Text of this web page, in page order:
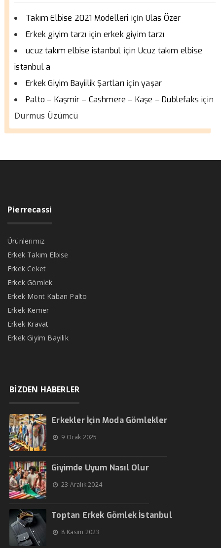
Takım Elbise 2021 Modelleri için Ulas Özer
Erkek giyim tarzı için erkek giyim tarzı
ucuz takım elbise istanbul için Ucuz takım elbise
istanbul a
Erkek Giyim Bayiilik Şartları içinyaşar
Palto – Kaşmir – Cashmere – Kaşe – Dublefaks için
Durmus Üzümcü
Pierrecassi
Ürünlerimiz
Erkek Takım Elbise
Erkek Ceket
Erkek Gömlek
Erkek Mont Kaban Palto
Erkek Kemer
Erkek Kravat
Erkek Giyim Bayilik
BİZDEN HABERLER
Erkekler İçin Moda Gömlekler
9 Ocak 2025
Giyimde Uyum Nasıl Olur
23 Aralık 2024
Toptan Erkek Gömlek İstanbul
8 Kasım 2023